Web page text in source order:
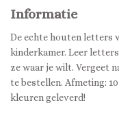
Informatie
De echte houten letters
kinderkamer. Leer
ze waar je wilt. Vergeet
te bestellen. Afmeting:
kleuren geleverd!